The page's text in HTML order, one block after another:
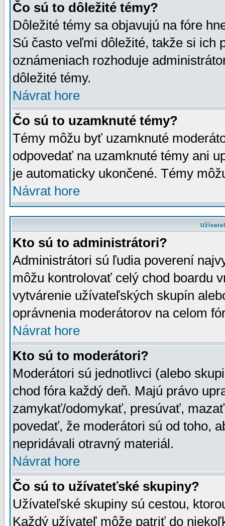
Čo sú to dôležité témy?
Dôležité témy sa objavujú na fóre
Sú často veľmi dôležité, takže si ich
oznámeniach rozhoduje
dôležité témy.
Návrat hore
Čo sú to uzamknuté témy?
Témy môžu byť uzamknuté
odpovedať na uzamknuté témy ani
je automaticky ukončené. Témy
Návrat hore
Kto sú to administrátori?
Administrátori sú ľudia poverení
môžu kontrolovať celý chod boardu
vytvárenie užívateľských skupín
oprávnenia moderátorov na celom
Návrat hore
Kto sú to moderátori?
Moderátori sú jednotlivci (alebo
chod fóra každý deň. Majú právo
zamykať/odomykať, presúvať,
povedať, že moderátori sú od toho,
nepridávali otravný materiál.
Návrat hore
Čo sú to užívateťské skupiny?
Užívateľské skupiny sú cestou,
Každý užívateľ môže patriť do